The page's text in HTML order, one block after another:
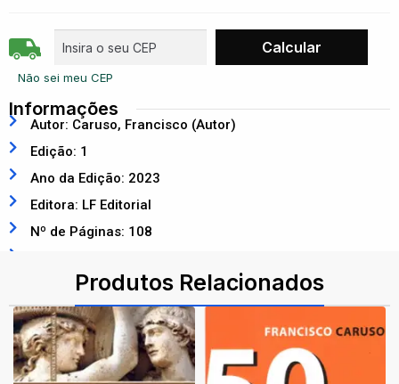
Não sei meu CEP
Informações
Autor: Caruso, Francisco (Autor)
Edição: 1
Ano da Edição: 2023
Editora: LF Editorial
Nº de Páginas: 108
Produtos Relacionados